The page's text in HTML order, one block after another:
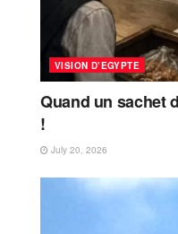
VISION D’EGYPTE
Quand un sachet
!
July 20, 2026